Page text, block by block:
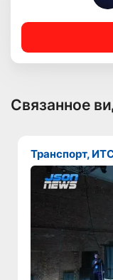
Связанное
Транспорт,